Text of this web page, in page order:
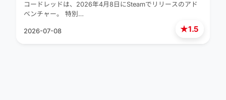
★1.5
コードレッドは、2026年4月8日にSteamでリリースのアド
ベンチャー。 特別…
2026-07-08